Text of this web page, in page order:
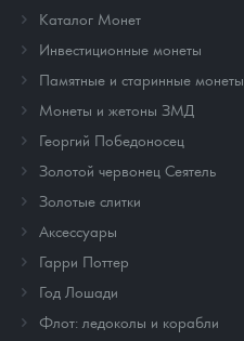
Каталог Монет
Инвестиционные монеты
Памятные и старинные монеты
Монеты и жетоны ЗМД
Георгий Победоносец
Золотой червонец Сеятель
Золотые слитки
Аксессуары
Гарри Поттер
Год Лошади
Флот: ледоколы и корабли